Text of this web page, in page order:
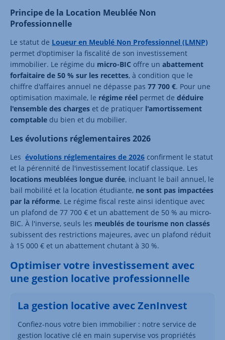
Principe de la Location Meublée Non
Professionnelle
Le statut de Loueur en Meublé Non Professionnel (LMNP)
permet d'optimiser la fiscalité de son investissement
immobilier. Le régime du micro-BIC offre un abattement
forfaitaire de 50 % sur les recettes, à condition que le
chiffre d'affaires annuel ne dépasse pas 77 700 €. Pour une
optimisation maximale, le régime réel permet de déduire
l'ensemble des charges et de pratiquer l'amortissement
comptable du bien et du mobilier.
Les évolutions réglementaires 2026
Les évolutions réglementaires de 2026 confirment le statut
et la pérennité de l'investissement locatif classique. Les
locations meublées longue durée, incluant le bail annuel, le
bail mobilité et la location étudiante, ne sont pas impactées
par la réforme. Le régime fiscal reste ainsi identique avec
un plafond de 77 700 € et un abattement de 50 % au micro-
BIC. À l'inverse, seuls les meublés de tourisme non classés
subissent des restrictions majeures, avec un plafond réduit
à 15 000 € et un abattement chutant à 30 %.
Optimiser votre investissement avec
une gestion locative professionnelle
La gestion locative avec ZenInvest
Confiez-nous votre bien immobilier : notre service de
gestion locative clé en main supervise vos propriétés